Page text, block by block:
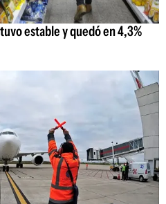
estable y quedó en 4,3%